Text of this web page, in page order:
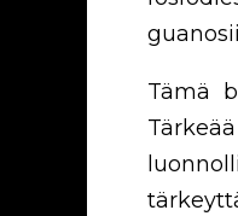
Tämä